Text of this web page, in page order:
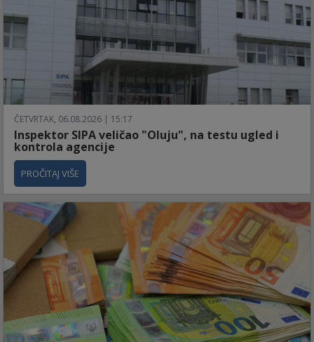
ČETVRTAK, 06.08.2026 | 15:17
Inspektor SIPA veličao "Oluju", na testu ugled i
kontrola agencije
PROČITAJ VIŠE